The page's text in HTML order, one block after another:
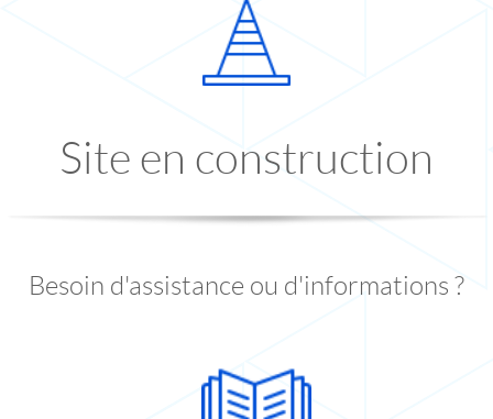
Site en construction
Besoin d'assistance ou d'informations ?